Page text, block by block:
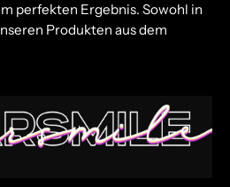
perfekten Ergebnis. Sowohl in
Produkten aus dem